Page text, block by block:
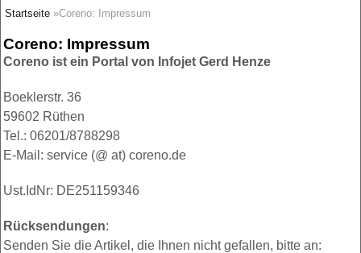
Startseite »Coreno: Impressum
Coreno: Impressum
Coreno ist ein Portal von Infojet Gerd Henze
Boeklerstr. 36
59602 Rüthen
Tel.: 06201/8788298
E-Mail: service (@ at) coreno.de
Ust.IdNr: DE251159346
Rücksendungen:
Senden Sie die Artikel, die Ihnen nicht gefallen, bitte an: